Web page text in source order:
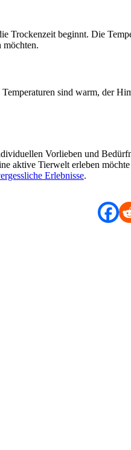
Trockenzeit beginnt. Die
möchten.
sind warm, der
Vorlieben und
aktive Tierwelt erleben
Erlebnisse.